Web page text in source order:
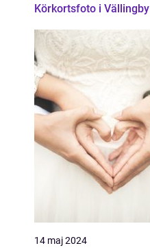
Körkortsfoto i Vällingby
14 maj 2024